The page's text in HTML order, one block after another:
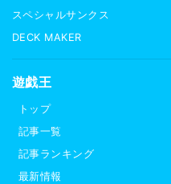
スペシャルサンクス
DECK MAKER
遊戯王
トップ
記事一覧
記事ランキング
最新情報